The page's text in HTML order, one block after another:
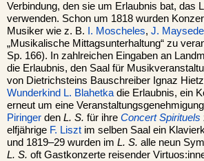
Verbindung, den sie um Erlaubnis bat, das
verwenden. Schon um 1818 wurden
Musiker wie z. B.
I. Moscheles, J.
„Musikalische Mittagsunterhaltung“ zu
Sp. 166). In zahlreichen Eingaben an
die Erlaubnis, den Saal für
von Dietrichsteins Bauschreiber Ignaz
Wunderkind L. Blahetka die Erlaubnis, ein
erneut um eine
Piringer den L. S. für ihre Concert Spirituels
elfjährige F. Liszt im selben Saal ein
und 1819–29 wurden im L. S. alle neun
L. S. oft Gastkonzerte reisender